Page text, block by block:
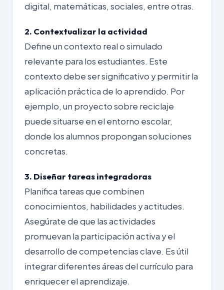
digital, matemáticas, sociales, entre otras.
2. Contextualizar la actividad
Define un contexto real o simulado
relevante para los estudiantes. Este
contexto debe ser significativo y permitir la
aplicación práctica de lo aprendido. Por
ejemplo, un proyecto sobre reciclaje
puede situarse en el entorno escolar,
donde los alumnos propongan soluciones
concretas.
3. Diseñar tareas integradoras
Planifica tareas que combinen
conocimientos, habilidades y actitudes.
Asegúrate de que las actividades
promuevan la participación activa y el
desarrollo de competencias clave. Es útil
integrar diferentes áreas del currículo para
enriquecer el aprendizaje.